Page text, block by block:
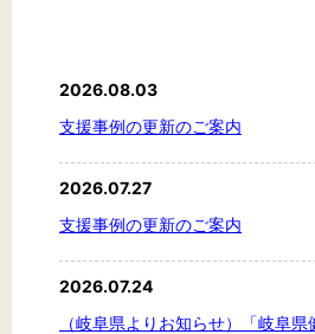
養老町商工会の
2026.08.03
支援事例の更新のご案内
2026.07.27
支援事例の更新のご案内
2026.07.24
（岐阜県よりお知らせ）「岐阜